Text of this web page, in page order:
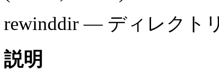
rewinddir — ディレクト
説明